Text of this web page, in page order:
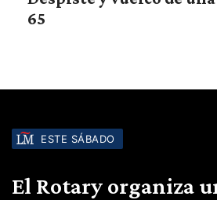
65
ESTE SÁBADO
El Rotary organiza